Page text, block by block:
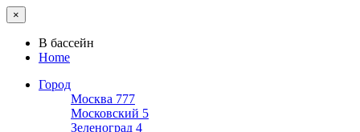
×
В бассейн
Home
Город
Москва 777
Московский 5
Зеленоград 4